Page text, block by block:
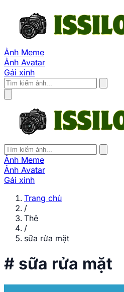
Ảnh Meme
Ảnh Avatar
Gái xinh
Ảnh Meme
Ảnh Avatar
Gái xinh
Trang chủ
/
Thẻ
/
sữa rửa mặt
# sữa rửa mặt